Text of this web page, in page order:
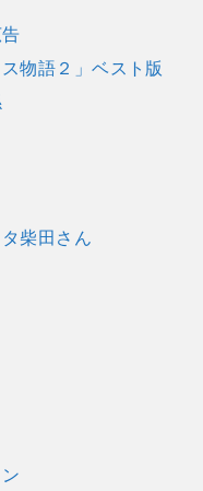
物語２」ベスト版
柴田さん